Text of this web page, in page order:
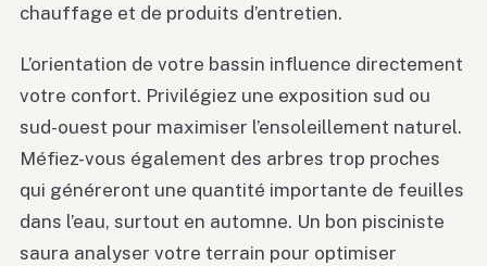
chauffage et de produits d’entretien.
L’orientation de votre bassin influence directement
votre confort. Privilégiez une exposition sud ou
sud-ouest pour maximiser l’ensoleillement naturel.
Méfiez-vous également des arbres trop proches
qui généreront une quantité importante de feuilles
dans l’eau, surtout en automne. Un bon pisciniste
saura analyser votre terrain pour optimiser